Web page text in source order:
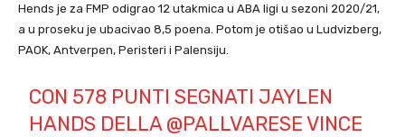
Hends je za FMP odigrao 12 utakmica u ABA ligi u sezoni 2020/21,
a u proseku je ubacivao 8,5 poena. Potom je otišao u Ludvizberg,
PAOK, Antverpen, Peristeri i Palensiju.
CON 578 PUNTI SEGNATI JAYLEN
HANDS DELLA@PALLVARESEVINCE